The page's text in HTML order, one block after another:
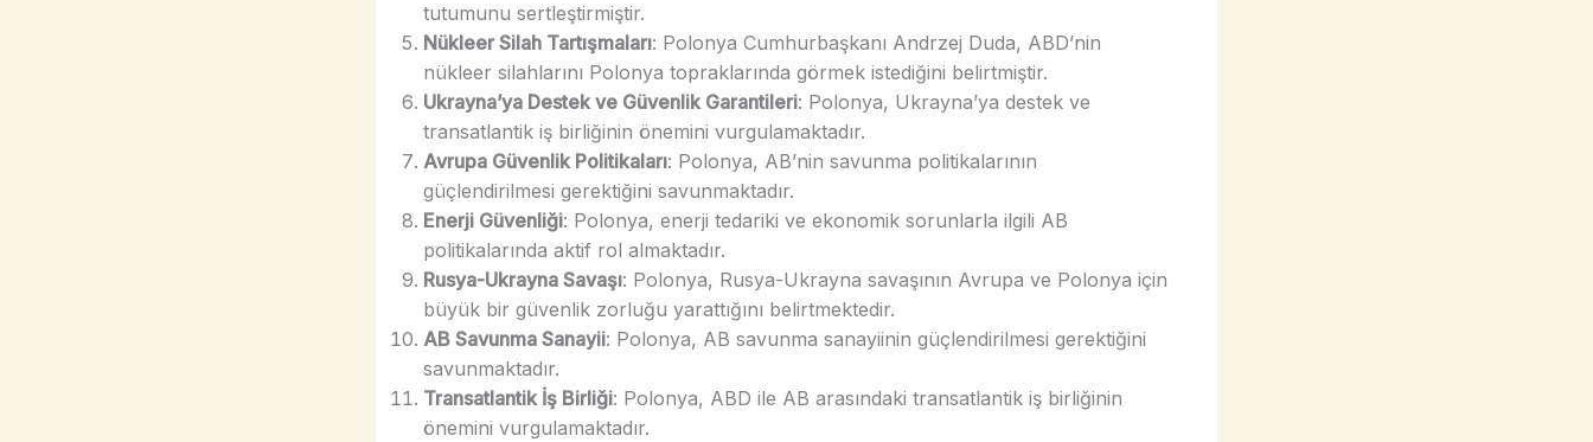
tutumunu sertleştirmiştir.
Nükleer Silah Tartışmaları: Polonya Cumhurbaşkanı Andrzej Duda, ABD’nin
nükleer silahlarını Polonya topraklarında görmek istediğini belirtmiştir.
Ukrayna’ya Destek ve Güvenlik Garantileri: Polonya, Ukrayna’ya destek ve
transatlantik iş birliğinin önemini vurgulamaktadır.
Avrupa Güvenlik Politikaları: Polonya, AB’nin savunma politikalarının
güçlendirilmesi gerektiğini savunmaktadır.
Enerji Güvenliği: Polonya, enerji tedariki ve ekonomik sorunlarla ilgili AB
politikalarında aktif rol almaktadır.
Rusya-Ukrayna Savaşı: Polonya, Rusya-Ukrayna savaşının Avrupa ve Polonya için
büyük bir güvenlik zorluğu yarattığını belirtmektedir.
AB Savunma Sanayii: Polonya, AB savunma sanayiinin güçlendirilmesi gerektiğini
savunmaktadır.
Transatlantik İş Birliği: Polonya, ABD ile AB arasındaki transatlantik iş birliğinin
önemini vurgulamaktadır.